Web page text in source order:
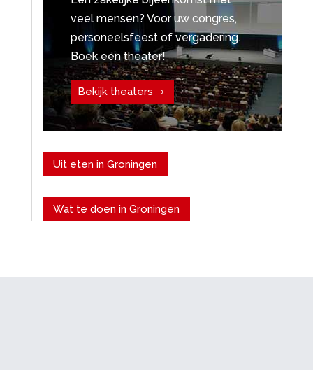
veel mensen? Voor uw congres,
personeelsfeest of vergadering.
Boek een theater!
Bekijk theaters
Uit eten in Groningen
Wat te doen in Groningen